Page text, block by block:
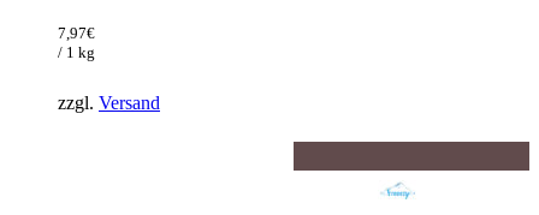
war:
12,26€
Preis
ist:
7,97€
/ 1 kg
zzgl. Versand